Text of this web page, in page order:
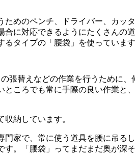
めのペンチ、ドライバー、カッ
に対応できるようにたくさんの
タイプの「腰袋」を使っています
替えなどの作業を行うために
ころでも常に手際の良い作業と
納しています。
家で、常に使う道具を腰に吊る
。「腰袋」ってまだまだ奥が深そ